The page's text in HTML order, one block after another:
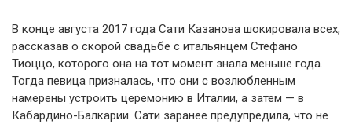
В конце августа 2017 года Сати Казанова шокировала всех,
рассказав о скорой свадьбе с итальянцем Стефано
Тиоццо, которого она на тот момент знала меньше года.
Тогда певица призналась, что они с возлюбленным
намерены устроить церемонию в Италии, а затем — в
Кабардино-Балкарии. Сати заранее предупредила, что не